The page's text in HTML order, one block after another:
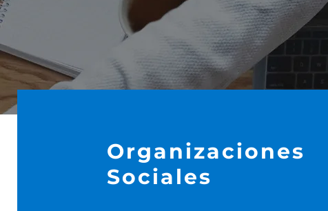
Organizaciones
Sociales